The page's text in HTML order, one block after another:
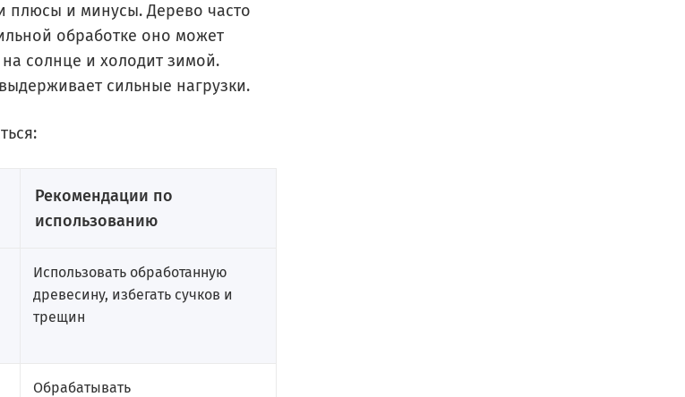
плюсы и минусы. Дерево часто
обработке оно может
на солнце и холодит зимой.
сильные нагрузки.
Рекомендации по
использованию
Использовать обработанную
древесину, избегать сучков и
трещин
Обрабатывать